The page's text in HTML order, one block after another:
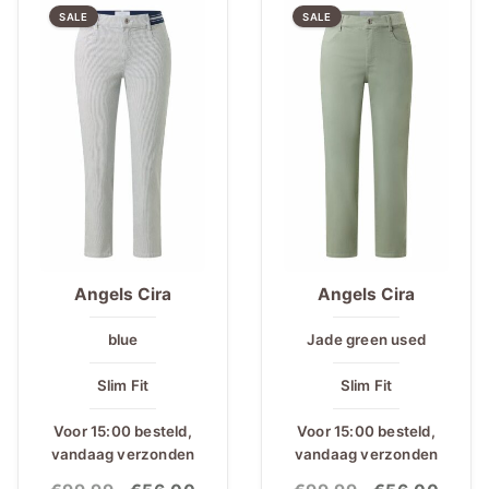
SALE
Angels Cira
blue
Slim Fit
Voor 15:00 besteld,
vandaag verzonden
SALE
Angels Cira
Jade green used
Slim Fit
Voor 15:00 besteld,
vandaag verzonden